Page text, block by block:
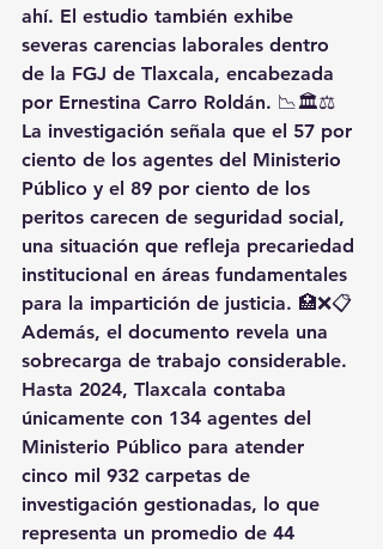
ahí. El estudio también exhibe
severas carencias laborales dentro
de la FGJ de Tlaxcala, encabezada
por Ernestina Carro Roldán. 📉🏛️⚖️
La investigación señala que el 57 por
ciento de los agentes del Ministerio
Público y el 89 por ciento de los
peritos carecen de seguridad social,
una situación que refleja precariedad
institucional en áreas fundamentales
para la impartición de justicia. 🏥❌📋
Además, el documento revela una
sobrecarga de trabajo considerable.
Hasta 2024, Tlaxcala contaba
únicamente con 134 agentes del
Ministerio Público para atender
cinco mil 932 carpetas de
investigación gestionadas, lo que
representa un promedio de 44